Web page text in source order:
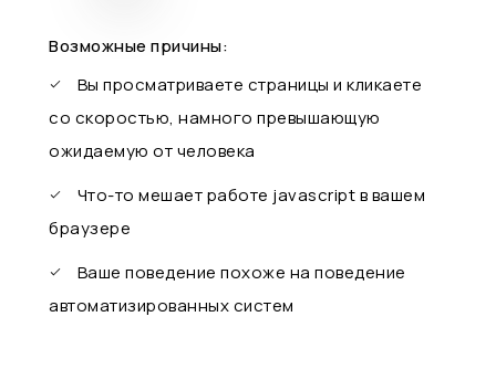
Возможные причины:
Вы просматриваете страницы и кликаете
со скоростью, намного превышающую
ожидаемую от человека
Что-то мешает работе javascript в вашем
браузере
Ваше поведение похоже на поведение
автоматизированных систем